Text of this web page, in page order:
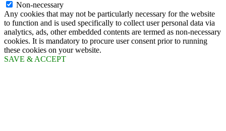
Non-necessary
Any cookies that may not be particularly necessary for the website
to function and is used specifically to collect user personal data via
analytics, ads, other embedded contents are termed as non-necessary
cookies. It is mandatory to procure user consent prior to running
these cookies on your website.
SAVE & ACCEPT